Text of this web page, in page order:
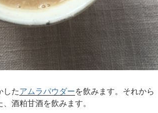
したアムラパウダーを飲みます。それから
酒粕甘酒を飲みます。